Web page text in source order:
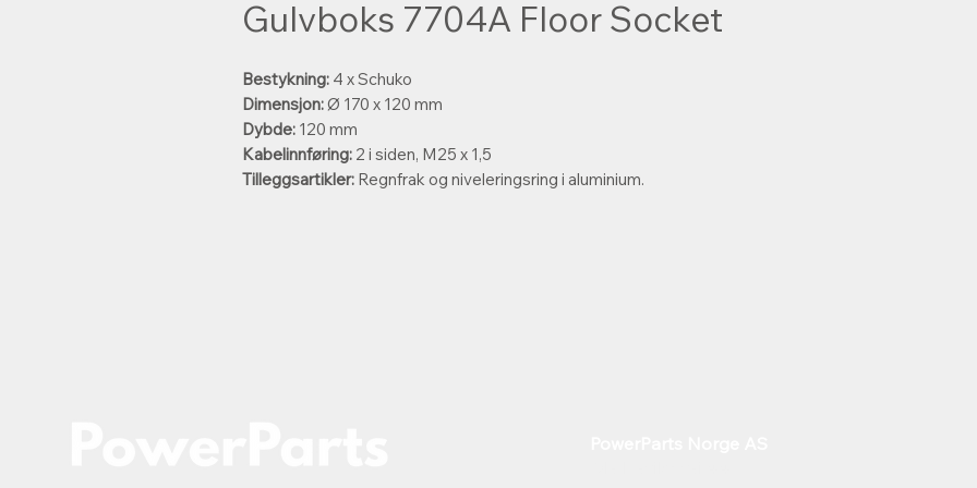
Gulvboks 7704A Floor Socket
Bestykning: 4 x Schuko
Dimensjon:Ø 170 x 120 mm
Dybde: 120 mm
Kabelinnføring: 2 i siden, M25 x 1,5
Tilleggsartikler: Regnfrak og niveleringsring i aluminium.